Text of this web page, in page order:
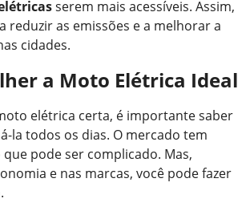
serem mais acessíveis. Assim,
reduzir as emissões e a melhorar a
cidades.
a Moto Elétrica Ideal
elétrica certa, é importante saber
la todos os dias. O mercado tem
pode ser complicado. Mas,
e nas marcas, você pode fazer